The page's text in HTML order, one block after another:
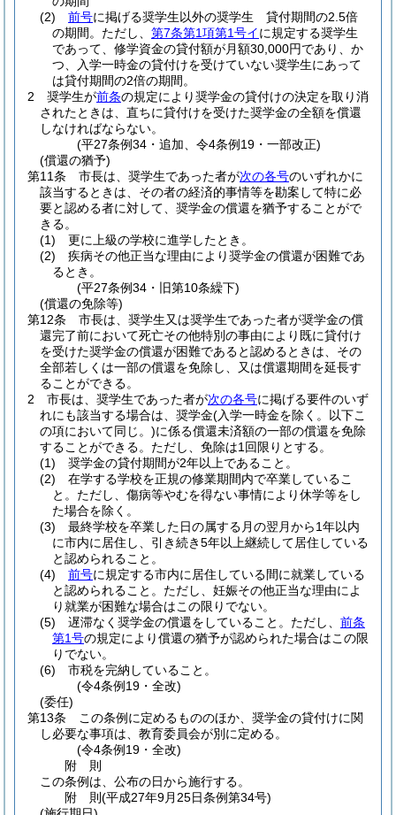
(2)
前号に掲げる奨学生以外の奨学生 貸付期間の2.5倍
の期間。 ただし、 第7条第1項第1号イに規定する奨学生
であって、修学資金の貸付額が月額30,000円であり、か
つ、入学一時金の貸付けを受けていない奨学生にあって
は貸付期間の2倍の期間。
2
奨学生が前条の規定により奨学金の貸付けの決定を取り消
されたときは、直ちに貸付けを受けた奨学金の全額を償還
しなければならない。
(平27条例34・追加、令4条例19・一部改正)
(償還の猶予)
第11条
市長は、奨学生であった者が次の各号のいずれかに
該当するときは、その者の経済的事情等を勘案して特に必
要と認める者に対して、奨学金の償還を猶予することがで
きる。
(1)
更に上級の学校に進学したとき。
(2)
疾病その他正当な理由により奨学金の償還が困難であ
るとき。
(平27条例34・旧第10条繰下)
(償還の免除等)
第12条
市長は、奨学生又は奨学生であった者が奨学金の償
還完了前において死亡その他特別の事由により既に貸付け
を受けた奨学金の償還が困難であると認めるときは、その
全部若しくは一部の償還を免除し、又は償還期間を延長す
ることができる。
2
市長は、奨学生であった者が次の各号に掲げる要件のいず
れにも該当する場合は、奨学金(入学一時金を除く。以下こ
の項において同じ。)に係る償還未済額の一部の償還を免除
することができる。 ただし、免除は1回限りとする。
(1)
奨学金の貸付期間が2年以上であること。
(2)
在学する学校を正規の修業期間内で卒業しているこ
と。 ただし、傷病等やむを得ない事情により休学等をし
た場合を除く。
(3)
最終学校を卒業した日の属する月の翌月から1年以内
に市内に居住し、引き続き5年以上継続して居住している
と認められること。
(4)
前号に規定する市内に居住している間に就業している
と認められること。 ただし、妊娠その他正当な理由によ
り就業が困難な場合はこの限りでない。
(5)
遅滞なく奨学金の償還をしていること。 ただし、 前条
第1号の規定により償還の猶予が認められた場合はこの限
りでない。
(6)
市税を完納していること。
(令4条例19・全改)
(委任)
第13条
この条例に定めるもののほか、奨学金の貸付けに関
し必要な事項は、教育委員会が別に定める。
(令4条例19・全改)
附 則
この条例は、公布の日から施行する。
附 則(平成27年9月25日条例第34号)